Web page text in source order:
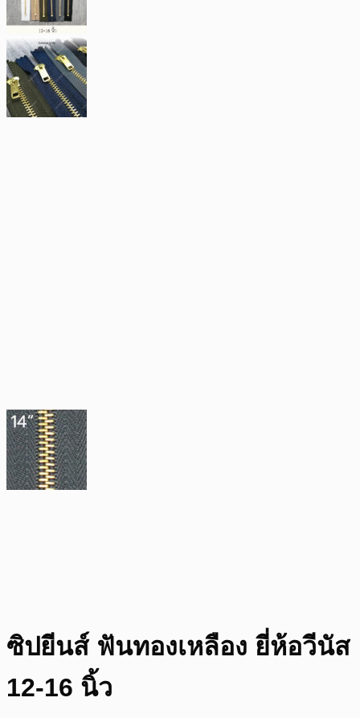
ซิปยีนส์ ฟันทองเหลือง ยี่ห้อวีนัส
12-16 นิ้ว